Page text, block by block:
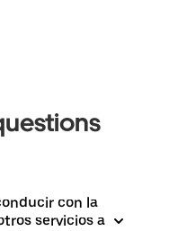
con la
servicios a